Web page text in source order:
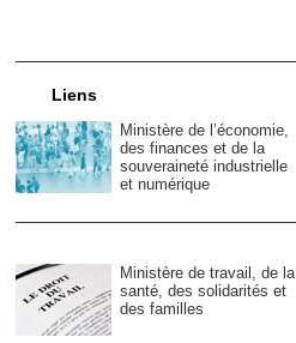
Liens
Ministère de l’économie,
des finances et de la
souveraineté industrielle
et numérique
Ministère de travail, de la
santé, des solidarités et
des familles